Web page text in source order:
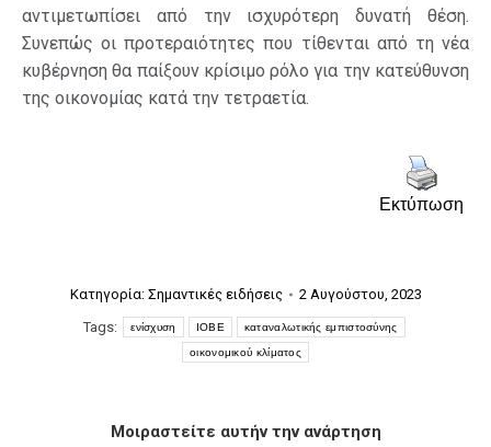
αντιμετωπίσει από την ισχυρότερη δυνατή θέση.
Συνεπώς οι προτεραιότητες που τίθενται από τη νέα
κυβέρνηση θα παίξουν κρίσιμο ρόλο για την κατεύθυνση
της οικονομίας κατά την τετραετία.
Εκτύπωση
Κατηγορία: Σημαντικές ειδήσεις
2 Αυγούστου, 2023
Tags:
ενίσχυση ΙΟΒΕ καταναλωτικής εμπιστοσύνης
οικονομικού κλίματος
Μοιραστείτε αυτήν την ανάρτηση